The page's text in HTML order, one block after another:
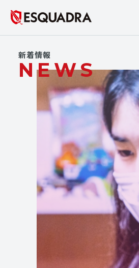
新着情報
NEWS